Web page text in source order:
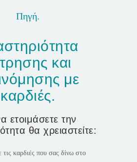
Πηγή.
και
με
καρδιές.
ετοιμάσετε την
θα χρειαστείτε:
τις καρδιές που σας δίνω στο